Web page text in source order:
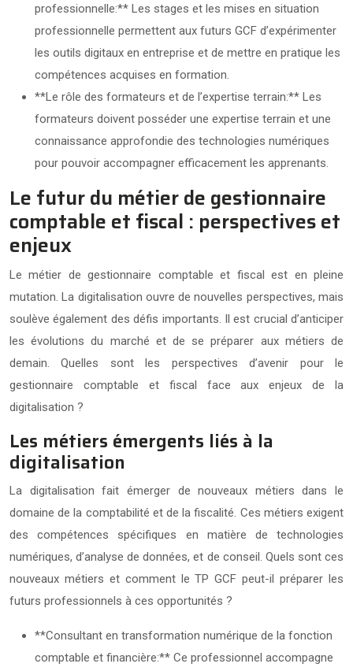
professionnelle:** Les stages et les mises en situation
professionnelle permettent aux futurs GCF d’expérimenter
les outils digitaux en entreprise et de mettre en pratique les
compétences acquises en formation.
**Le rôle des formateurs et de l’expertise terrain:** Les
formateurs doivent posséder une expertise terrain et une
connaissance approfondie des technologies numériques
pour pouvoir accompagner efficacement les apprenants.
Le futur du métier de gestionnaire
comptable et fiscal : perspectives et
enjeux
Le métier de gestionnaire comptable et fiscal est en pleine
mutation. La digitalisation ouvre de nouvelles perspectives, mais
soulève également des défis importants. Il est crucial d’anticiper
les évolutions du marché et de se préparer aux métiers de
demain. Quelles sont les perspectives d’avenir pour le
gestionnaire comptable et fiscal face aux enjeux de la
digitalisation ?
Les métiers émergents liés à la
digitalisation
La digitalisation fait émerger de nouveaux métiers dans le
domaine de la comptabilité et de la fiscalité. Ces métiers exigent
des compétences spécifiques en matière de technologies
numériques, d’analyse de données, et de conseil. Quels sont ces
nouveaux métiers et comment le TP GCF peut-il préparer les
futurs professionnels à ces opportunités ?
**Consultant en transformation numérique de la fonction
comptable et financière:** Ce professionnel accompagne